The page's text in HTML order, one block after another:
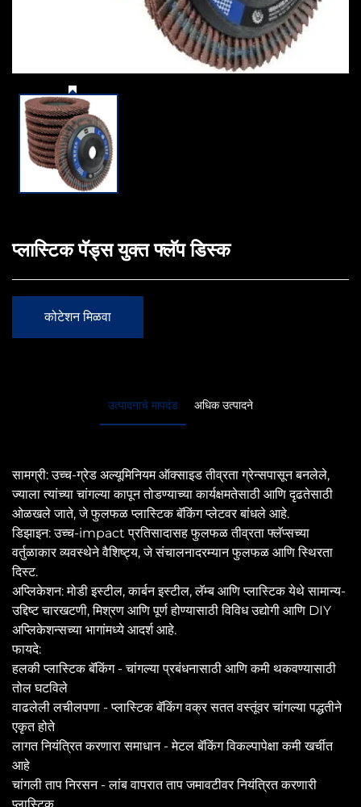
प्लास्टिक पॅड्स युक्त फ्लॅप डिस्क
कोटेशन मिळवा
उत्पादनाचे मापदंड अधिक उत्पादने
सामग्री: उच्च-ग्रेड अल्यूमिनियम ऑक्साइड तीव्रता ग्रेन्सपासून बनलेले,
ज्याला त्यांच्या चांगल्या कापून तोडण्याच्या कार्यक्षमतेसाठी आणि दृढतेसाठी
ओळखले जाते, जे फुलफळ प्लास्टिक बॅकिंग प्लेटवर बांधले आहे.
डिझाइन: उच्च-impact प्रतिसादासह फुलफळ तीव्रता फ्लॅप्सच्या
वर्तुळाकार व्यवस्थेने वैशिष्ट्य, जे संचालनादरम्यान फुलफळ आणि स्थिरता
दिस्ट.
अप्लिकेशन: मोडी इस्टील, कार्बन इस्टील, लॅम्ब आणि प्लास्टिक येथे सामान्य-
उद्दिष्ट चारखटणी, मिश्रण आणि पूर्ण होण्यासाठी विविध उद्योगी आणि DIY
अप्लिकेशन्सच्या भागांमध्ये आदर्श आहे.
फायदे:
हलकी प्लास्टिक बॅकिंग - चांगल्या प्रबंधनासाठी आणि कमी थकवण्यासाठी
तोल घटविले
वाढलेली लचीलपणा - प्लास्टिक बॅकिंग वक्र सतत वस्तूंवर चांगल्या पद्धतीने
एकृत होते
लागत नियंत्रित करणारा समाधान - मेटल बॅकिंग विकल्पापेक्षा कमी खर्चीत
आहे
चांगली ताप निरसन - लांब वापरात ताप जमावटीवर नियंत्रित करणारी